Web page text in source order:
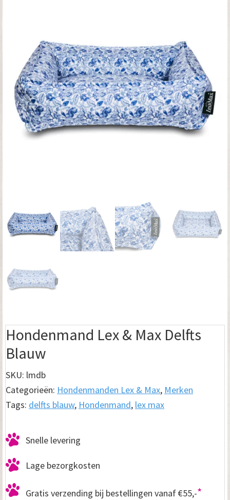
Hondenmand Lex & Max Delfts
Blauw
SKU: lmdb
Categorieën: Hondenmanden Lex & Max, Merken
Tags: delfts blauw, Hondenmand, lex max
Snelle levering
Lage bezorgkosten
Gratis verzending bij bestellingen vanaf €55,-*